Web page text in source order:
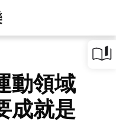
動領域
成就是